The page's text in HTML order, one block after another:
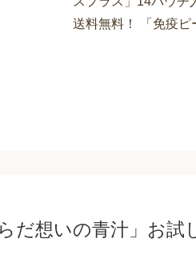
送料無料！ 「免疫
だ想いの青汁」お試